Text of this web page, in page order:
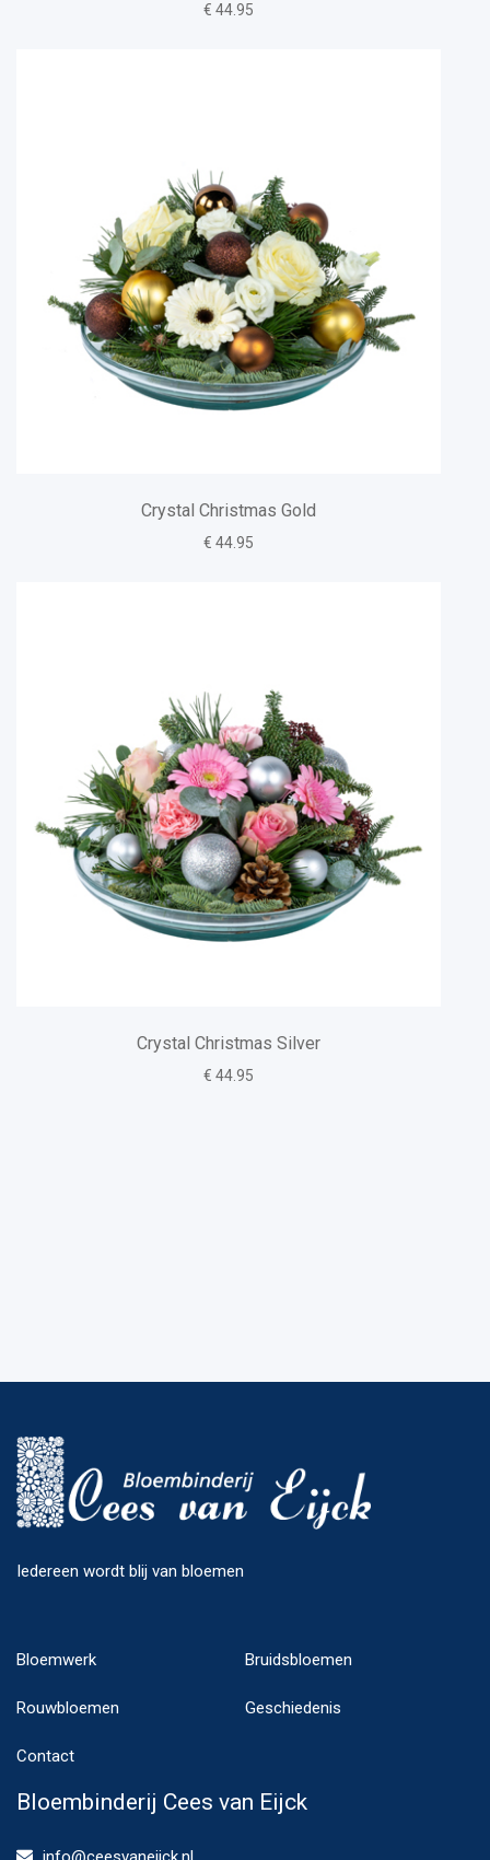
€ 44.95
Crystal Christmas Gold
€ 44.95
Crystal Christmas Silver
€ 44.95
Iedereen wordt blij van bloemen
Bloemwerk Bruidsbloemen
Rouwbloemen Geschiedenis
Contact
Bloembinderij Cees van Eijck